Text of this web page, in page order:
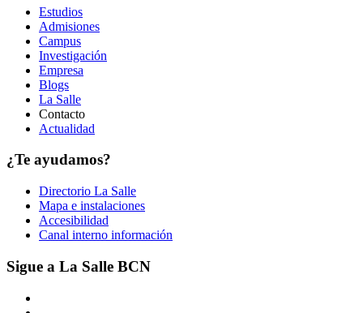
Estudios
Admisiones
Campus
Investigación
Empresa
Blogs
La Salle
Contacto
Actualidad
¿Te ayudamos?
Directorio La Salle
Mapa e instalaciones
Accesibilidad
Canal interno información
Sigue a La Salle BCN